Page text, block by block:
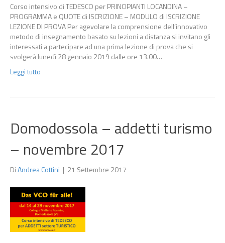
Corso intensivo di TEDESCO per PRINCIPIANTI LOCANDINA –
PROGRAMMA e QUOTE di ISCRIZIONE – MODULO di ISCRIZIONE
LEZIONE DI PROVA Per agevolare la comprensione dell’innovativo
metodo di insegnamento basato su lezioni a distanza si invitano gli
interessati a partecipare ad una prima lezione di prova che si
svolgerà lunedì 28 gennaio 2019 dalle ore 13.00…
Leggi tutto
Domodossola – addetti turismo
– novembre 2017
DiAndrea Cottini | 21 Settembre 2017